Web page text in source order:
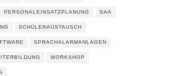
PERSONALEINSATZPLANUNG SAA
SCHÜLERAUSTAUSCH
SPRACHALARMANLAGEN
WORKSHOP